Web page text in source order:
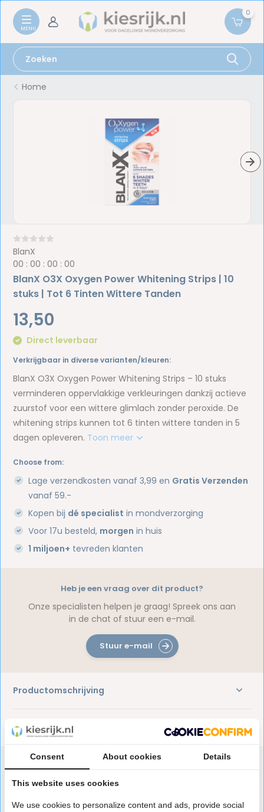
0
Home
BlanX
00 :00 :00 :00
BlanX O3X Oxygen Power Whitening Strips | 10
stuks | Tot 6 Tinten Wittere Tanden
13,50
Direct leverbaar
Verkrijgbaar in diverse varianten/kleuren:
BlanX O3X Oxygen Power Whitening Strips – 10 stuks
verminderen oppervlakkige verkleuringen dankzij actieve
zuurstof voor een wittere glimlach zonder peroxide. De
whitening strips kunnen tot 6 tinten wittere tanden in 5
dagen opleveren. Toon meer
Choose from:
Lage verzendkosten vanaf 3,99 en Gratis Verzenden
vanaf 59.-
Kopen bij dé specialist in mondverzorging
Voor 17u besteld, morgen in huis
1 miljoen+ tevreden klanten
Productomschrijving
Reviews
Heb je een vraag over dit product?
Onze specialisten helpen je graag! Spreek ons aan
in de chat of stuur een e-mail.
Stuur e-mail
Speciaal aanbevolen voor jou
Consent About cookies Details
This website uses cookies
We use cookies to personalize content and ads, provide social